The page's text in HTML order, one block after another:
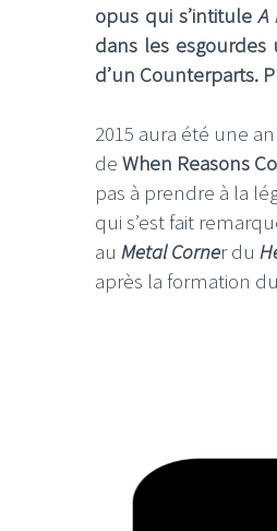
opus qui s’intituleA
dans les
d’un Counterparts.
2015 aura été une
de When Reasons
pas à prendre à la
qui s’est fait
au Metal Corner du
après la formation